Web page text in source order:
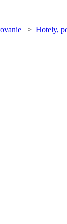
> Hotely,